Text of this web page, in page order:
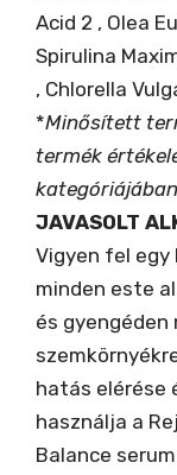
Acid 2 , Olea
Spirulina
, Chlorella
*Minősített
termék
JAVASOLT
Vigyen fel egy
minden este
és gyengéden
hatás elérése
használja a
Balance